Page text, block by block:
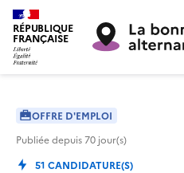
RÉPUBLIQUE
FRANÇAISE
OFFRE D'EMPLOI
Publiée depuis70 jour(s)
51 CANDIDATURE(S)